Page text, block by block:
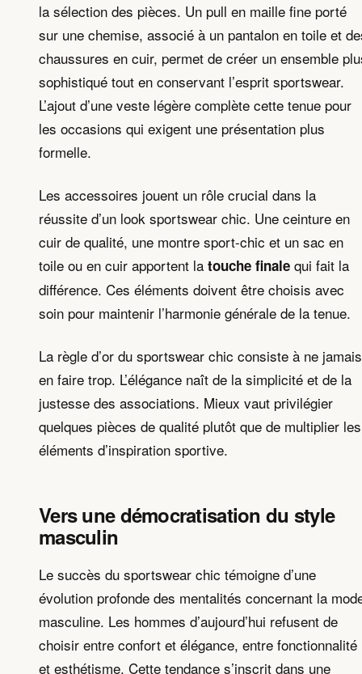
la sélection des pièces. Un pull en maille fine porté
sur une chemise, associé à un pantalon en toile et
chaussures en cuir, permet de créer un ensemble
sophistiqué tout en conservant l’esprit sportswear.
L’ajout d’une veste légère complète cette tenue pour
les occasions qui exigent une présentation plus
formelle.
Les accessoires jouent un rôle crucial dans la
réussite d’un look sportswear chic. Une ceinture en
cuir de qualité, une montre sport-chic et un sac en
toile ou en cuir apportent la touche finale qui fait la
différence. Ces éléments doivent être choisis avec
soin pour maintenir l’harmonie générale de la tenue.
La règle d’or du sportswear chic consiste à ne jamais
en faire trop. L’élégance naît de la simplicité et de la
justesse des associations. Mieux vaut privilégier
quelques pièces de qualité plutôt que de multiplier les
éléments d’inspiration sportive.
Vers une démocratisation du style
masculin
Le succès du sportswear chic témoigne d’une
évolution profonde des mentalités concernant la
masculine. Les hommes d’aujourd’hui refusent de
choisir entre confort et élégance, entre fonctionnalité
et esthétisme. Cette tendance s’inscrit dans une